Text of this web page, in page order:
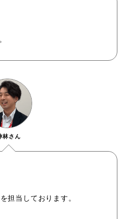
担当しております。
林さん